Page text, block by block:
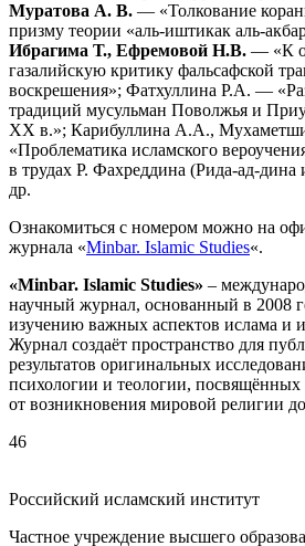
Муратова А. В. — «Толкование
призму теории «аль-иштикак аль-
Ибрагима Т., Ефремовой Н.В. — «К
газалийскую критику фальсафской
воскрешения»; Фатхуллина Р.А. —
традиций мусульман Поволжья и
XX в.»; Карибуллина А.А.,
«Проблематика исламского
в трудах Р. Фахреддина (Рида-ад-
др.
Ознакомиться с номером можно на
журнала «Minbar. Islamic Studies«.
«Minbar. Islamic Studies» –
научный журнал, основанный в 2008
изучению важных аспектов ислама и
Журнал создаёт пространство для
результатов оригинальных
психологии и теологии, посвящённых
от возникновения мировой религии
46
Российский исламский институт
Частное учреждение высшего